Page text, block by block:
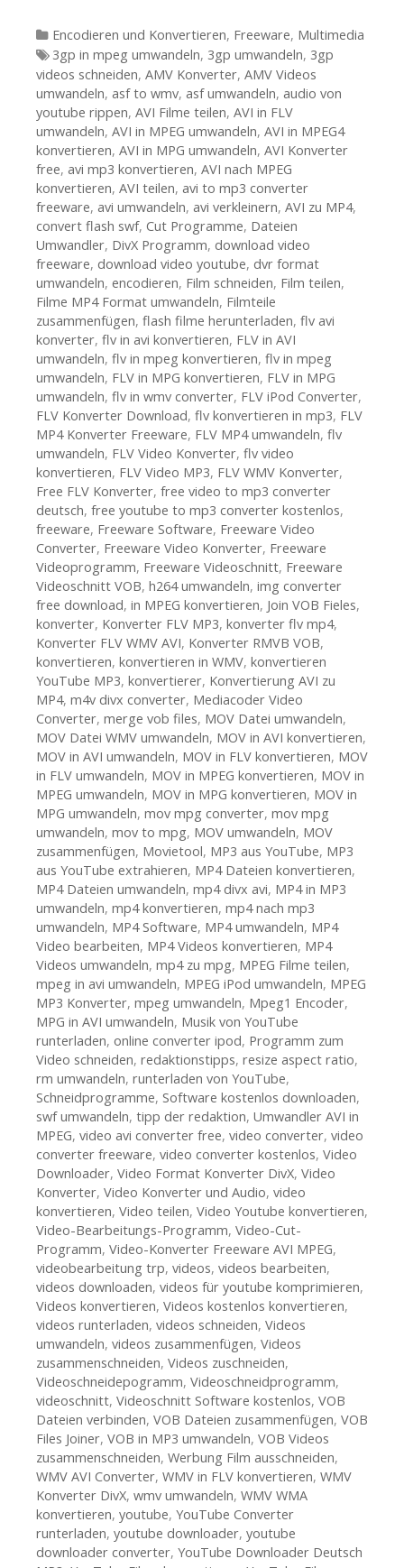
Kategorien
Encodieren und Konvertieren, Freeware, Multimedia
Tags
3gp in mpeg umwandeln, 3gp umwandeln, 3gp
videos schneiden, AMV Konverter, AMV Videos
umwandeln, asf to wmv, asf umwandeln, audio von
youtube rippen, AVI Filme teilen, AVI in FLV
umwandeln, AVI in MPEG umwandeln, AVI in MPEG4
konvertieren, AVI in MPG umwandeln, AVI Konverter
free, avi mp3 konvertieren, AVI nach MPEG
konvertieren, AVI teilen, avi to mp3 converter
freeware, avi umwandeln, avi verkleinern, AVI zu MP4,
convert flash swf, Cut Programme, Dateien
Umwandler, DivX Programm, download video
freeware, download video youtube, dvr format
umwandeln, encodieren, Film schneiden, Film teilen,
Filme MP4 Format umwandeln, Filmteile
zusammenfügen, flash filme herunterladen, flv avi
konverter, flv in avi konvertieren, FLV in AVI
umwandeln, flv in mpeg konvertieren, flv in mpeg
umwandeln, FLV in MPG konvertieren, FLV in MPG
umwandeln, flv in wmv converter, FLV iPod Converter,
FLV Konverter Download, flv konvertieren in mp3, FLV
MP4 Konverter Freeware, FLV MP4 umwandeln, flv
umwandeln, FLV Video Konverter, flv video
konvertieren, FLV Video MP3, FLV WMV Konverter,
Free FLV Konverter, free video to mp3 converter
deutsch, free youtube to mp3 converter kostenlos,
freeware, Freeware Software, Freeware Video
Converter, Freeware Video Konverter, Freeware
Videoprogramm, Freeware Videoschnitt, Freeware
Videoschnitt VOB, h264 umwandeln, img converter
free download, in MPEG konvertieren, Join VOB Fieles,
konverter, Konverter FLV MP3, konverter flv mp4,
Konverter FLV WMV AVI, Konverter RMVB VOB,
konvertieren, konvertieren in WMV, konvertieren
YouTube MP3, konvertierer, Konvertierung AVI zu
MP4, m4v divx converter, Mediacoder Video
Converter, merge vob files, MOV Datei umwandeln,
MOV Datei WMV umwandeln, MOV in AVI konvertieren,
MOV in AVI umwandeln, MOV in FLV konvertieren, MOV
in FLV umwandeln, MOV in MPEG konvertieren, MOV in
MPEG umwandeln, MOV in MPG konvertieren, MOV in
MPG umwandeln, mov mpg converter, mov mpg
umwandeln, mov to mpg, MOV umwandeln, MOV
zusammenfügen, Movietool, MP3 aus YouTube, MP3
aus YouTube extrahieren, MP4 Dateien konvertieren,
MP4 Dateien umwandeln, mp4 divx avi, MP4 in MP3
umwandeln, mp4 konvertieren, mp4 nach mp3
umwandeln, MP4 Software, MP4 umwandeln, MP4
Video bearbeiten, MP4 Videos konvertieren, MP4
Videos umwandeln, mp4 zu mpg, MPEG Filme teilen,
mpeg in avi umwandeln, MPEG iPod umwandeln, MPEG
MP3 Konverter, mpeg umwandeln, Mpeg1 Encoder,
MPG in AVI umwandeln, Musik von YouTube
runterladen, online converter ipod, Programm zum
Video schneiden, redaktionstipps, resize aspect ratio,
rm umwandeln, runterladen von YouTube,
Schneidprogramme, Software kostenlos downloaden,
swf umwandeln, tipp der redaktion, Umwandler AVI in
MPEG, video avi converter free, video converter, video
converter freeware, video converter kostenlos, Video
Downloader, Video Format Konverter DivX, Video
Konverter, Video Konverter und Audio, video
konvertieren, Video teilen, Video Youtube konvertieren,
Video-Bearbeitungs-Programm, Video-Cut-
Programm, Video-Konverter Freeware AVI MPEG,
videobearbeitung trp, videos, videos bearbeiten,
videos downloaden, videos für youtube komprimieren,
Videos konvertieren, Videos kostenlos konvertieren,
videos runterladen, videos schneiden, Videos
umwandeln, videos zusammenfügen, Videos
zusammenschneiden, Videos zuschneiden,
Videoschneidepogramm, Videoschneidprogramm,
videoschnitt, Videoschnitt Software kostenlos, VOB
Dateien verbinden, VOB Dateien zusammenfügen, VOB
Files Joiner, VOB in MP3 umwandeln, VOB Videos
zusammenschneiden, Werbung Film ausschneiden,
WMV AVI Converter, WMV in FLV konvertieren, WMV
Konverter DivX, wmv umwandeln, WMV WMA
konvertieren, youtube, YouTube Converter
runterladen, youtube downloader, youtube
downloader converter, YouTube Downloader Deutsch